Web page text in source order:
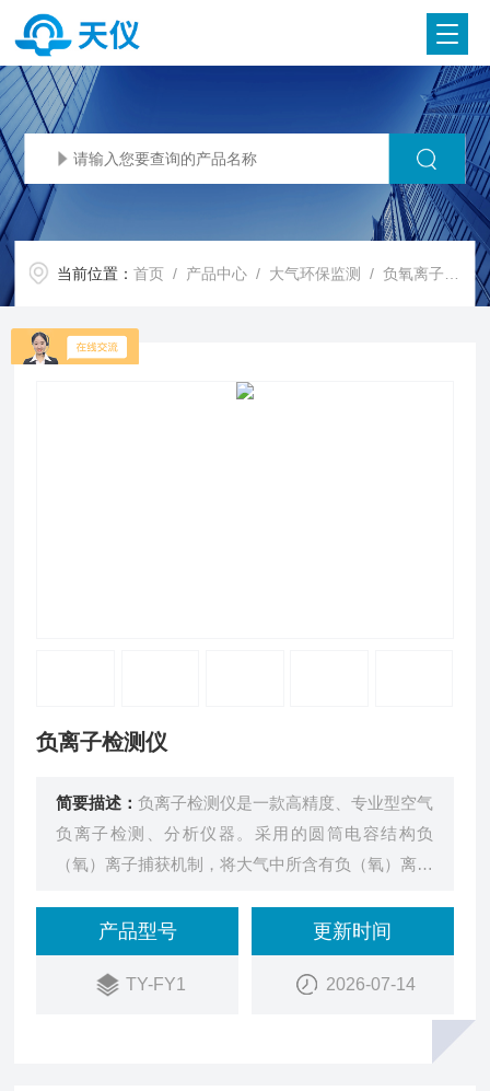
当前位置：首页 / 产品中心 / 大气环保监测 /负氧离子检测仪
负离子检测仪
简要描述：负离子检测仪是一款高精度、专业型空气
负离子检测、分析仪器。采用的圆筒电容结构负
（氧）离子捕获机制，将大气中所含有负（氧）离子
产品型号
TY-FY1
更新时间
2026-07-14